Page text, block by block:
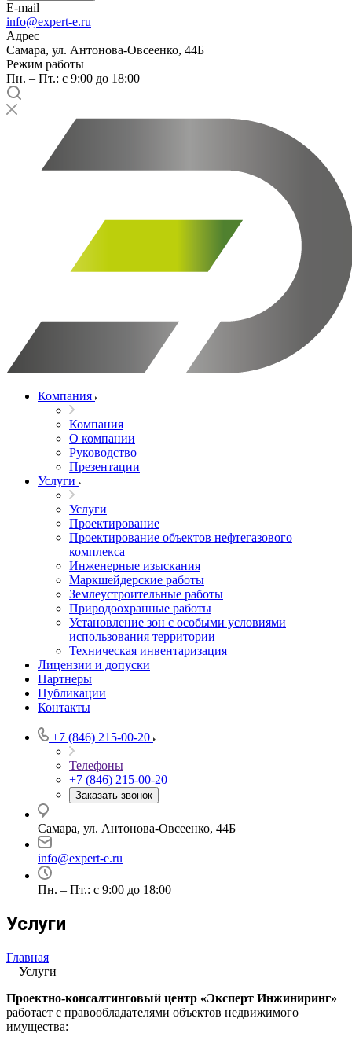
E-mail
info@expert-e.ru
Адрес
Самара, ул. Антонова-Овсеенко, 44Б
Режим работы
Пн. – Пт.: с 9:00 до 18:00
Компания
Компания
О компании
Руководство
Презентации
Услуги
Услуги
Проектирование
Проектирование объектов нефтегазового
комплекса
Инженерные изыскания
Маркшейдерские работы
Землеустроительные работы
Природоохранные работы
Установление зон с особыми условиями
использования территории
Техническая инвентаризация
Лицензии и допуски
Партнеры
Публикации
Контакты
+7 (846) 215-00-20
Телефоны
+7 (846) 215-00-20
Заказать звонок
Самара, ул. Антонова-Овсеенко, 44Б
info@expert-e.ru
Пн. – Пт.: с 9:00 до 18:00
Услуги
Главная
—Услуги
Проектно-консалтинговый центр «Эксперт Инжиниринг»
работает с правообладателями объектов недвижимого
имущества: